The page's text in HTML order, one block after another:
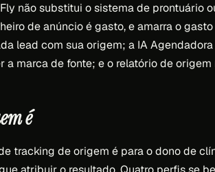
não substitui o sistema de prontuário
de anúncio é gasto, e amarra o
lead com sua origem; a IA
a marca de fonte; e o relatório de
é
tracking de origem é para o dono de